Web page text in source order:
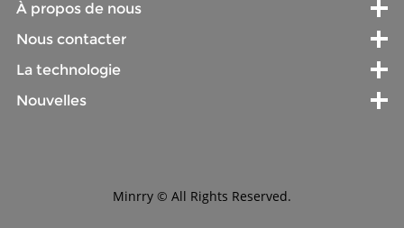
À propos de nous
Nous contacter
La technologie
Nouvelles
Minrry © All Rights Reserved.